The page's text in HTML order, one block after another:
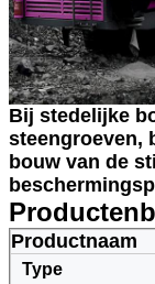
Bij stedelijke
steengroeven,
bouw van de
Productnaam
Type